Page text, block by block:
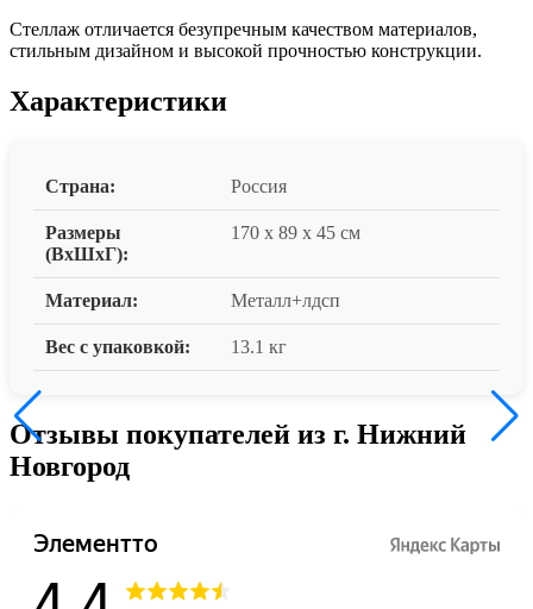
Стеллаж отличается безупречным качеством материалов,
стильным дизайном и высокой прочностью конструкции.
Характеристики
Страна: Россия
Размеры
(ВxШxГ):
170 x 89 x 45 см
Материал: Металл+лдсп
Вес с упаковкой: 13.1 кг
Отзывы покупателей из г. Нижний
Новгород